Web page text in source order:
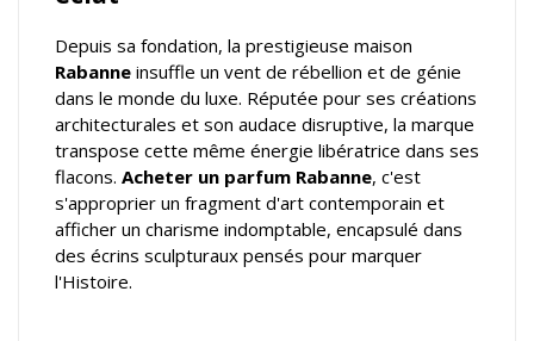
Depuis sa fondation, la prestigieuse maison
Rabanne insuffle un vent de rébellion et de génie
dans le monde du luxe. Réputée pour ses créations
architecturales et son audace disruptive, la marque
transpose cette même énergie libératrice dans ses
flacons. Acheter un parfum Rabanne, c'est
s'approprier un fragment d'art contemporain et
afficher un charisme indomptable, encapsulé dans
des écrins sculpturaux pensés pour marquer
l'Histoire.